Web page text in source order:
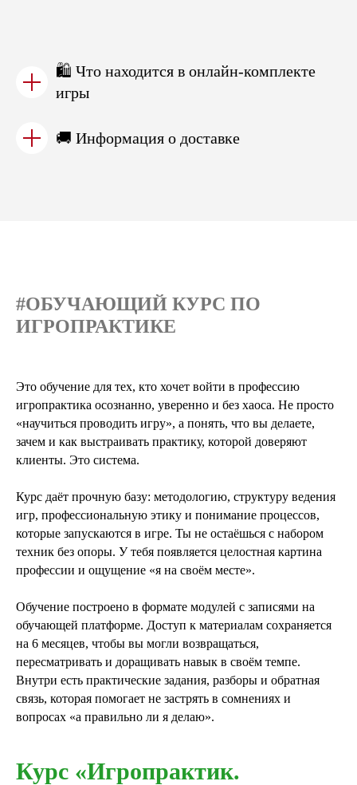
🛍️ Что находится в онлайн-комплекте
игры
🚚 Информация о доставке
#ОБУЧАЮЩИЙ КУРС ПО
ИГРОПРАКТИКЕ
Это обучение для тех, кто хочет войти в профессию
игропрактика осознанно, уверенно и без хаоса. Не просто
«научиться проводить игру», а понять, что вы делаете,
зачем и как выстраивать практику, которой доверяют
клиенты. Это система.
Курс даёт прочную базу: методологию, структуру ведения
игр, профессиональную этику и понимание процессов,
которые запускаются в игре. Ты не остаёшься с набором
техник без опоры. У тебя появляется целостная картина
профессии и ощущение «я на своём месте».
Обучение построено в формате модулей с записями на
обучающей платформе. Доступ к материалам сохраняется
на 6 месяцев, чтобы вы могли возвращаться,
пересматривать и доращивать навык в своём темпе.
Внутри есть практические задания, разборы и обратная
связь, которая помогает не застрять в сомнениях и
вопросах «а правильно ли я делаю».
Курс «Игропрактик.